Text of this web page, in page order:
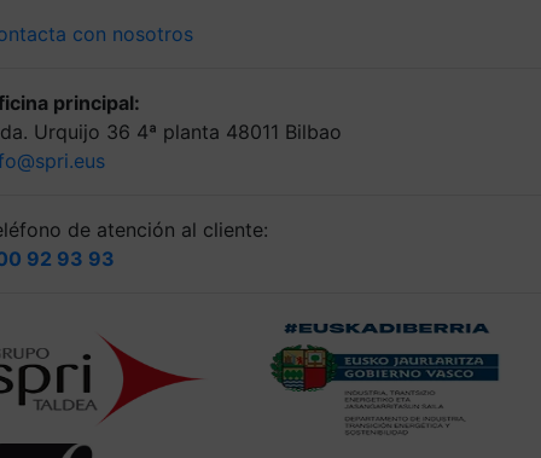
con nosotros
principal:
Urquijo 36 4ª planta 48011 Bilbao
de atención al cliente:
92 93 93